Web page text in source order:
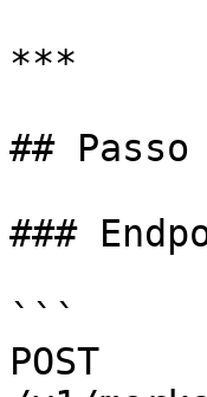
***
##
###
```
POST